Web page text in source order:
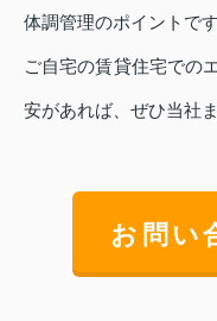
体調管理のポイントです
ご自宅の賃貸住宅での
安があれば、ぜひ当社
お問い